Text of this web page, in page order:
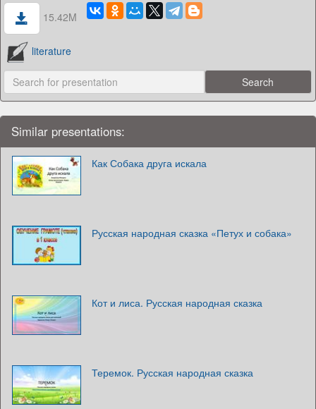
15.42M
literature
Similar presentations:
Как Собака друга искала
Русская народная сказка «Петух и собака»
Кот и лиса. Русская народная сказка
Теремок. Русская народная сказка